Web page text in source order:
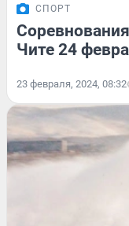
СПОРТ
Чите 24
23 февраля, 2024, 08:32